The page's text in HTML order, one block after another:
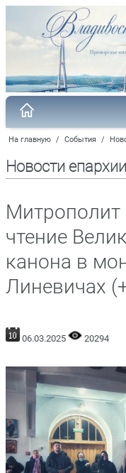
На главную / События /
Новости
чтение
канона в
Линевичах
06.03.2025 20294